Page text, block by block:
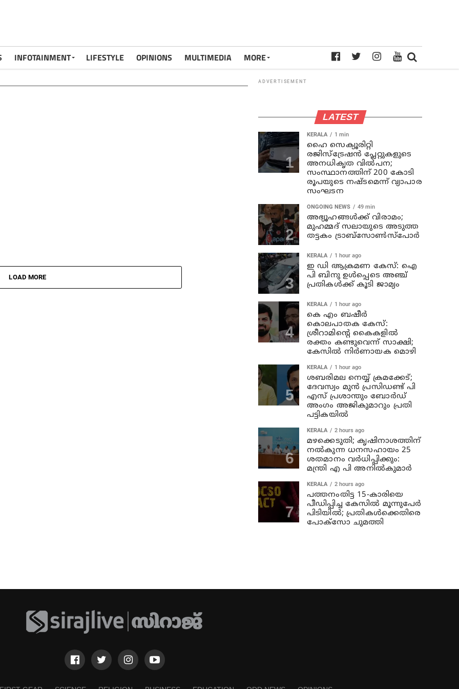
INFOTAINMENT LIFESTYLE OPINIONS MULTIMEDIA MORE
LOAD MORE
ADVERTISEMENT
LATEST
KERALA 1 min
ഹൈ സെക്യൂരിറ്റി
രജിസ്‌ട്രേഷന്‍ പ്ലേറ്റുകളുടെ
അനധികൃത വില്‍പന;
സംസ്ഥാനത്തിന് 200 കോടി
രൂപയുടെ നഷ്ടമെന്ന് വ്യാപാര
സംഘടന
ONGOING NEWS 49 min
അഭ്യൂഹങ്ങള്‍ക്ക് വിരാമം;
മുഹമ്മദ് സലായുടെ അടുത്ത
തട്ടകം ട്രാബ്സോണ്‍സ്പോര്‍
KERALA 1 hour ago
ഇ ഡി ആക്രമണ കേസ്: ഐ
പി ബിനു ഉള്‍പ്പെടെ അഞ്ച്
പ്രതികള്‍ക്ക് കൂടി ജാമ്യം
KERALA 1 hour ago
കെ എം ബഷീര്‍
കൊലപാതക കേസ്:
ശ്രീറാമിന്റെ കൈകളില്‍
രക്തം കണ്ടുവെന്ന് സാക്ഷി;
കേസില്‍ നിര്‍ണായക മൊഴി
KERALA 1 hour ago
ശബരിമല നെയ്യ് ക്രമക്കേട്;
ദേവസ്വം മുന്‍ പ്രസിഡണ്ട് പി
എസ് പ്രശാന്തും ബോര്‍ഡ്
അംഗം അജികുമാറും പ്രതി
പട്ടികയിൽ
KERALA 2 hours ago
മഴക്കെടുതി; കൃഷിനാശത്തിന്
നല്‍കുന്ന ധനസഹായം 25
ശതമാനം വര്‍ധിപ്പിക്കും:
മന്ത്രി എ പി അനില്‍കുമാര്‍
KERALA 2 hours ago
പത്തനംതിട്ട 15-കാരിയെ
പീഡിപ്പിച്ച കേസിൽ മൂന്നുപേർ
പിടിയിൽ; പ്രതികൾക്കെതിരെ
പോക്സോ ചുമത്തി